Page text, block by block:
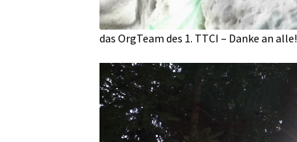
das OrgTeam des 1. TTCI – Danke an alle!